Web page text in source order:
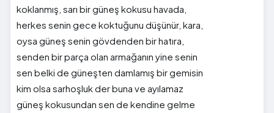
koklanmış, sarı bir güneş kokusu havada,
herkes senin gece koktuğunu düşünür, kara,
oysa güneş senin gövdenden bir hatıra,
senden bir parça olan armağanın yine senin
sen belki de güneşten damlamış bir gemisin
kim olsa sarhoşluk der buna ve ayılamaz
güneş kokusundan sen de kendine gelme